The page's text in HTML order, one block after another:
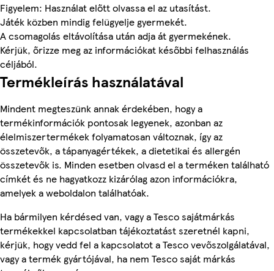
Figyelem: Használat előtt olvassa el az utasítást.
Játék közben mindig felügyelje gyermekét.
A csomagolás eltávolítása után adja át gyermekének.
Kérjük, őrizze meg az információkat későbbi felhasználás
céljából.
Termékleírás használatával
Mindent megteszünk annak érdekében, hogy a
termékinformációk pontosak legyenek, azonban az
élelmiszertermékek folyamatosan változnak, így az
összetevők, a tápanyagértékek, a dietetikai és allergén
összetevők is. Minden esetben olvasd el a terméken található
címkét és ne hagyatkozz kizárólag azon információkra,
amelyek a weboldalon találhatóak.
Ha bármilyen kérdésed van, vagy a Tesco sajátmárkás
termékekkel kapcsolatban tájékoztatást szeretnél kapni,
kérjük, hogy vedd fel a kapcsolatot a Tesco vevőszolgálatával,
vagy a termék gyártójával, ha nem Tesco saját márkás